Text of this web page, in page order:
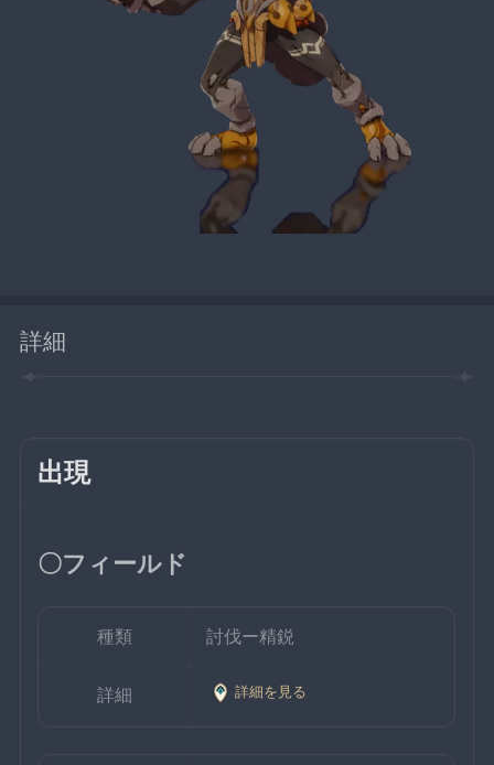
詳細
出現
〇フィールド
種類 討伐ー精鋭
詳細 詳細を見る